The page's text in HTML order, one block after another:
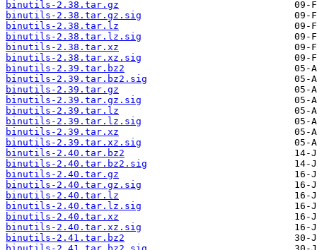
binutils-2.38.tar.gz
binutils-2.38.tar.gz.sig
binutils-2.38.tar.lz
binutils-2.38.tar.lz.sig
binutils-2.38.tar.xz
binutils-2.38.tar.xz.sig
binutils-2.39.tar.bz2
binutils-2.39.tar.bz2.sig
binutils-2.39.tar.gz
binutils-2.39.tar.gz.sig
binutils-2.39.tar.lz
binutils-2.39.tar.lz.sig
binutils-2.39.tar.xz
binutils-2.39.tar.xz.sig
binutils-2.40.tar.bz2
binutils-2.40.tar.bz2.sig
binutils-2.40.tar.gz
binutils-2.40.tar.gz.sig
binutils-2.40.tar.lz
binutils-2.40.tar.lz.sig
binutils-2.40.tar.xz
binutils-2.40.tar.xz.sig
binutils-2.41.tar.bz2